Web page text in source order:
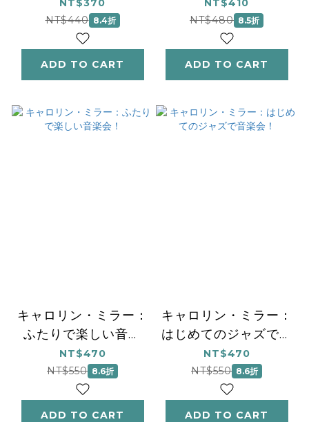
NT$370
NT$440 8.4折
ADD TO CART
NT$410
NT$480 8.5折
ADD TO CART
キャロリン・ミラー：
ふたりで楽しい音楽
会！
NT$470
NT$550 8.6折
ADD TO CART
キャロリン・ミラー：
はじめてのジャズで音
楽会！
NT$470
NT$550 8.6折
ADD TO CART